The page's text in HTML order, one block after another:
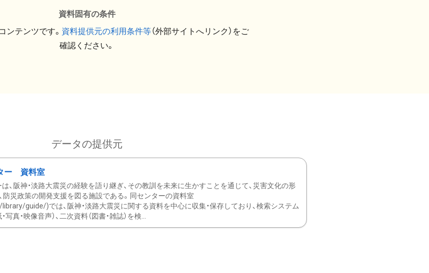
資料固有の条件
ンテンツです。 資料提供元の利用条件等（外部サイトへリンク）をご
確認ください。
データの提供元
ー 資料室
、阪神・淡路大震災の経験を語り継ぎ、その教訓を未来に生かすことを通じて、災害文化の形
防災政策の開発支援を図る施設である。同センターの資料室
guide/)では、阪神・淡路大震災に関する資料を中心に収集・保存しており、検索システム
写真・映像音声）、二次資料（図書・雑誌）を検...